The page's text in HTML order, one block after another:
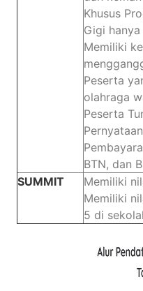
Khusus
Gigi
Memiliki
Peserta
olahraga
Peserta
BTN, dan
SUMMIT
Memiliki
Memiliki
5 di